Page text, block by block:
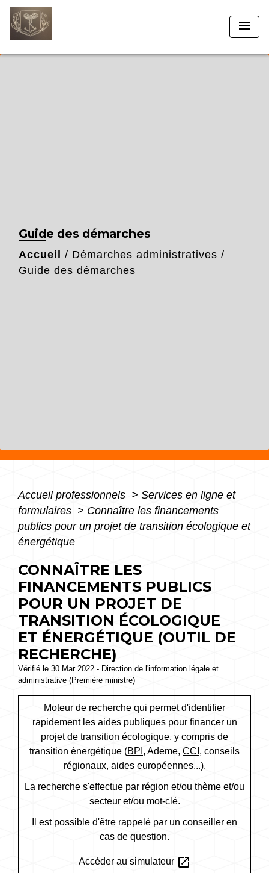
menu
Guide des démarches
Accueil / Démarches administratives /
Guide des démarches
Accueil professionnels > Services en ligne et
formulaires > Connaître les financements
publics pour un projet de transition écologique et
énergétique
CONNAÎTRE LES
FINANCEMENTS PUBLICS
POUR UN PROJET DE
TRANSITION ÉCOLOGIQUE
ET ÉNERGÉTIQUE (OUTIL DE
RECHERCHE)
Vérifié le 30 Mar 2022 - Direction de l'information légale et
administrative (Première ministre)
Moteur de recherche qui permet d'identifier
rapidement les aides publiques pour financer un
projet de transition écologique, y compris de
transition énergétique (BPI , Ademe, CCI , conseils
régionaux, aides européennes...).
La recherche s'effectue par région et/ou thème et/ou
secteur et/ou mot-clé.
Il est possible d'être rappelé par un conseiller en
cas de question.
Accéder au simulateur open_in_new